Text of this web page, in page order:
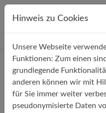
Direkt zur Hauptnavigation
Direkt zum Inhalt springen
StartseiteÜber uns Aktuelles
Hinweis zu Cookies
Unsere Webseite
Funktionen: Zum einen
grundlegende
anderen können wir mit
für Sie immer weiter
pseudonymisierte Daten